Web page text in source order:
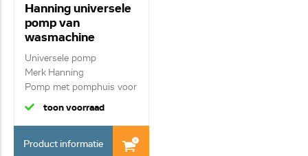
Hanning universele
pomp van
wasmachine
958663
Universele pomp
Merk Hanning
Pomp met pomphuis voor
diver...
toon voorraad
Product informatie